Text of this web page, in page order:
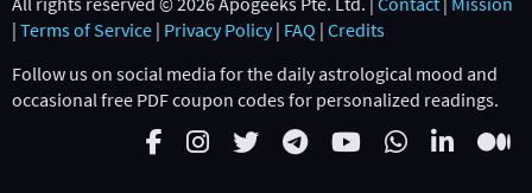
| Terms of Service | Privacy Policy| FAQ | Credits
Follow us on social media for the daily astrological mood and
occasional free PDF coupon codes for personalized readings.